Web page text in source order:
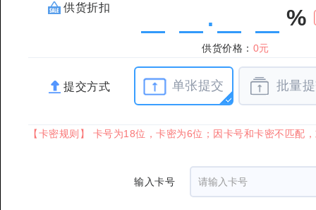
供货折扣 . %
供货价格： 0元
提交方式 单张提交 批量
【卡密规则】 卡号为18位，卡密为6位；因卡号和卡密不匹配
输入卡号